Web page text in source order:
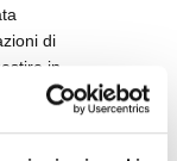
di
in